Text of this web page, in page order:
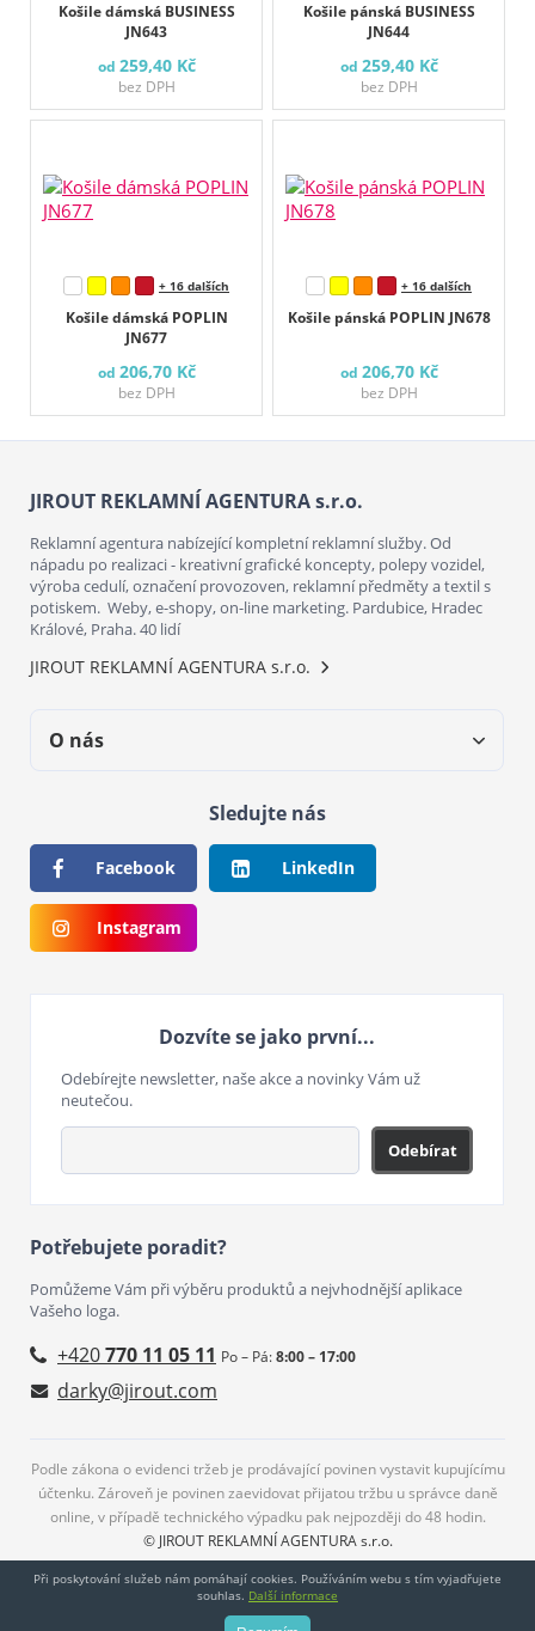
Košile dámská BUSINESS
JN643
od 259,40 Kč
bez DPH
Košile pánská BUSINESS
JN644
od 259,40 Kč
bez DPH
Košile dámská POPLIN
JN677
+ 16 dalších
od 206,70 Kč
bez DPH
Košile pánská POPLIN JN678
+ 16 dalších
od 206,70 Kč
bez DPH
JIROUT REKLAMNÍ AGENTURA s.r.o.
Reklamní agentura nabízející kompletní reklamní služby. Od
nápadu po realizaci - kreativní grafické koncepty, polepy vozidel,
výroba cedulí, označení provozoven, reklamní předměty a textil s
potiskem. Weby, e-shopy, on-line marketing. Pardubice, Hradec
Králové, Praha. 40 lidí
JIROUT REKLAMNÍ AGENTURA s.r.o.
O nás
Sledujte nás
Facebook LinkedIn
Instagram
Dozvíte se jako první...
Odebírejte newsletter, naše akce a novinky Vám už
neutečou.
Odebírat
Potřebujete poradit?
Pomůžeme Vám při výběru produktů a nejvhodnější aplikace
Vašeho loga.
+420770 11 05 11 Po – Pá:8:00 – 17:00
darky@jirout.com
Podle zákona o evidenci tržeb je prodávající povinen vystavit kupujícímu
účtenku. Zároveň je povinen zaevidovat přijatou tržbu u správce daně
online, v případě technického výpadku pak nejpozději do 48 hodin.
© JIROUT REKLAMNÍ AGENTURA s.r.o.
Při poskytování služeb nám pomáhají cookies. Používáním webu s tím vyjadřujete
souhlas. Další informace